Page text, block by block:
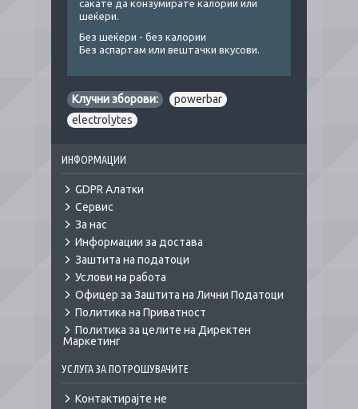
сакате да конзумирате калории или
шеќери.
Без шеќери - без калории
Без аспартам или вештачки вкусови.
Клучни зборови: powerbar
electrolytes
ИНФОРМАЦИИ
GDPR Алатки
Сервис
За нас
Информации за достава
Заштита на податоци
Услови на работа
Офицер за Заштита на Лични Податоци
Политика на Приватност
Политика за целите на Директен
Маркетинг
УСЛУГА ЗА ПОТРОШУВАЧИТЕ
Контактирајте не